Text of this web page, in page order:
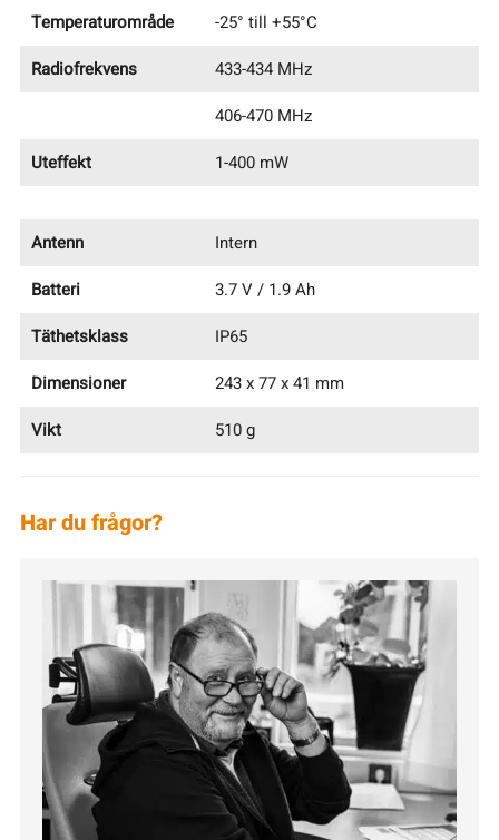
Temperaturområde
-25° till +55°C
Radiofrekvens
433-434 MHz
406-470 MHz
Uteffekt
1-400 mW
Antenn
Intern
Batteri
3.7 V / 1.9 Ah
Täthetsklass
IP65
Dimensioner
243 x 77 x 41 mm
Vikt
510 g
Har du frågor?